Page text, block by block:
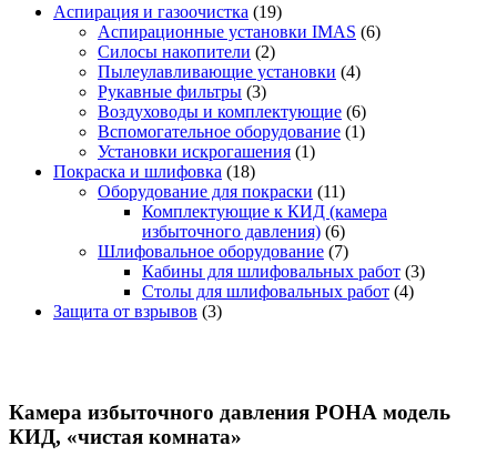
Аспирация и газоочистка (19)
Аспирационные установки IMAS (6)
Силосы накопители (2)
Пылеулавливающие установки (4)
Рукавные фильтры (3)
Воздуховоды и комплектующие (6)
Вспомогательное оборудование (1)
Установки искрогашения (1)
Покраска и шлифовка (18)
Оборудование для покраски (11)
Комплектующие к КИД (камера
избыточного давления) (6)
Шлифовальное оборудование (7)
Кабины для шлифовальных работ (3)
Столы для шлифовальных работ (4)
Защита от взрывов (3)
Камера избыточного давления РОНА модель
КИД, «чистая комната»